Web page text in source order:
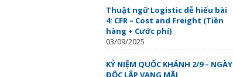
Thuật ngữ Logistic dễ hiểu bài
4: CFR – Cost and Freight (Tiền
hàng + Cước phí)
03/09/2025
KỶ NIỆM QUỐC KHÁNH 2/9 – NGÀY
ĐỘC LẬP VANG MÃI